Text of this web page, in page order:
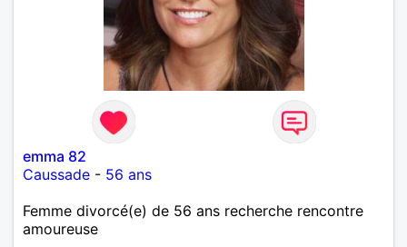
emma 82
Caussade - 56 ans
Femme divorcé(e) de 56 ans recherche rencontre
amoureuse